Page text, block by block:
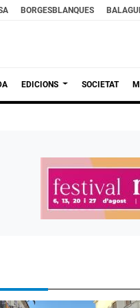
BORGESBLANQUES
EDICIONS SOCIETAT